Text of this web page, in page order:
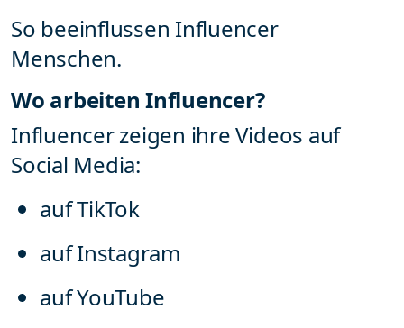
So beeinflussen Influencer
Menschen.
Wo arbeiten Influencer?
Influencer zeigen ihre Videos auf
Social Media:
auf TikTok
auf Instagram
auf YouTube